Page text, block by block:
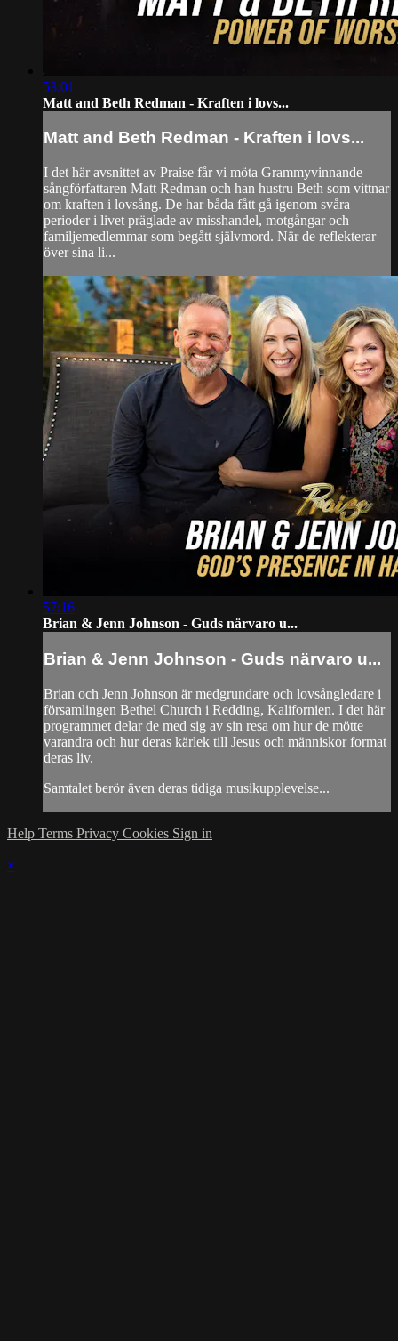
53:01
Matt and Beth Redman - Kraften i lovs...
Matt and Beth Redman - Kraften i lovs...
I det här avsnittet av Praise får vi möta Grammyvinnande
sångförfattaren Matt Redman och han hustru Beth som vittnar
om kraften i lovsång. De har båda fått gå igenom svåra
perioder i livet präglade av misshandel, motgångar och
familjemedlemmar som begått självmord. När de reflekterar
över sina li...
57:16
Brian & Jenn Johnson - Guds närvaro u...
Brian & Jenn Johnson - Guds närvaro u...
Brian och Jenn Johnson är medgrundare och lovsångledare i
församlingen Bethel Church i Redding, Kalifornien. I det här
programmet delar de med sig av sin resa om hur de mötte
varandra och hur deras kärlek till Jesus och människor format
deras liv.
Samtalet berör även deras tidiga musikupplevelse...
Help Terms Privacy Cookies Sign in
×